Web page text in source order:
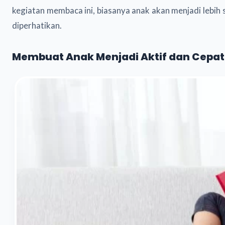
kegiatan membaca ini, biasanya anak akan menjadi
diperhatikan.
Membuat Anak Menjadi Aktif dan